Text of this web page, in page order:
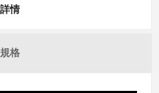
情
格